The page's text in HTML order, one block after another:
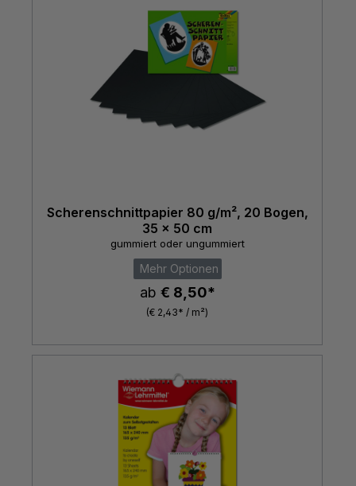
Scherenschnittpapier 80 g/m², 20 Bogen,
35 x 50 cm
gummiert oder ungummiert
Mehr Optionen
ab € 8,50*
(€ 2,43* / m²)